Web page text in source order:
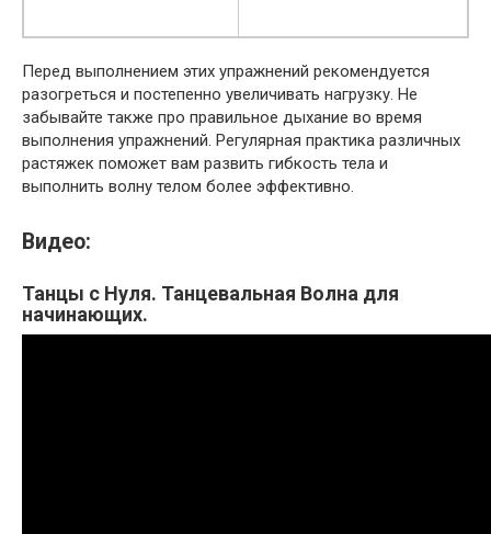
Перед выполнением этих упражнений рекомендуется
разогреться и постепенно увеличивать нагрузку. Не
забывайте также про правильное дыхание во время
выполнения упражнений. Регулярная практика различных
растяжек поможет вам развить гибкость тела и
выполнить волну телом более эффективно.
Видео:
Танцы с Нуля. Танцевальная Волна для
начинающих.